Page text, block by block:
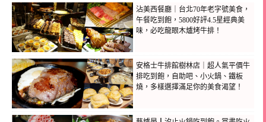
沾美西餐廳｜台北70年老字號美食，
午餐吃到飽，5800好評4.5星經典美
味，必吃龍眼木爐烤牛排！
安格士牛排館樹林店｜超人氣平價牛
排吃到飽，自助吧、小火鍋、鐵板
燒，多樣選擇滿足你的美食渴望！